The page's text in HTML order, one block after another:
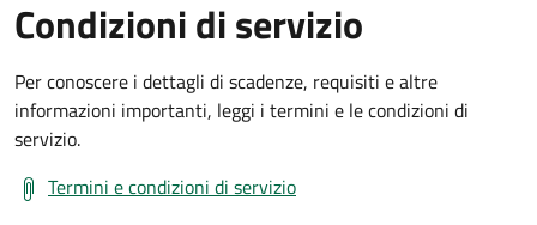
Condizioni di servizio
Per conoscere i dettagli di scadenze, requisiti e altre
informazioni importanti, leggi i termini e le condizioni di
servizio.
Termini e condizioni di servizio